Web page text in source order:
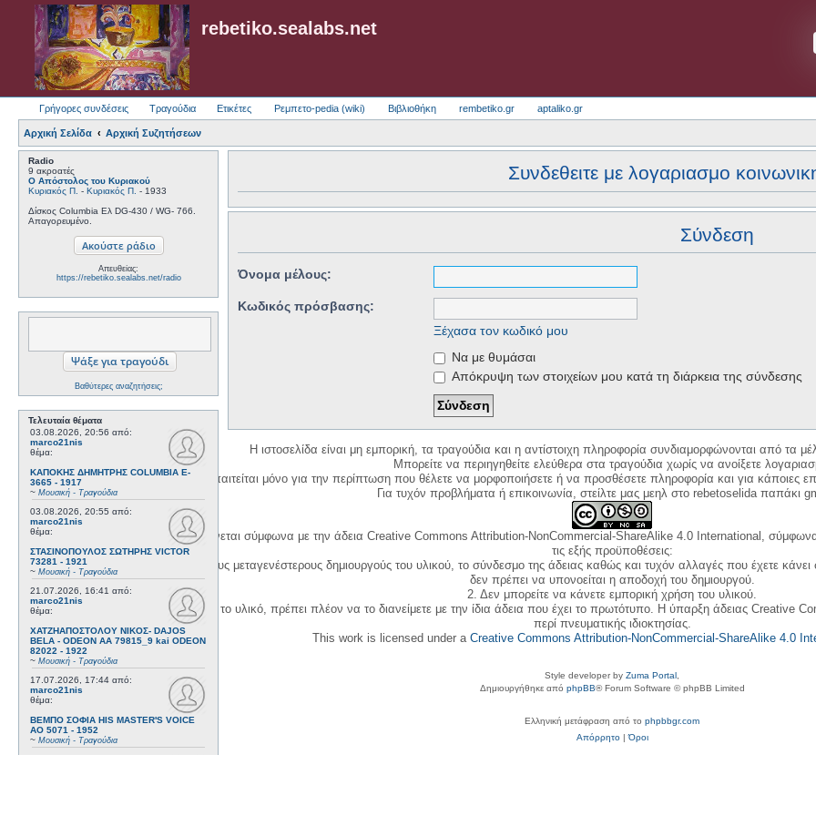
rebetiko.sealabs.net
Γρήγορες συνδέσεις Τραγούδια Ετικέτες Ρεμπετο-pedia (wiki) Βιβλιοθήκη rembetiko.gr aptaliko.gr
Αρχική Σελίδα Αρχική Συζητήσεων
Radio
9 ακροατές
Ο Απόστολος του Κυριακού
Κυριακός Π. - Κυριακός Π. - 1933
Δίσκος Columbia Ελ DG-430 / WG- 766.
Απαγορευμένο.
Απευθείας:
https://rebetiko.sealabs.net/radio
Βαθύτερες αναζητήσεις;
Τελευταία θέματα
03.08.2026, 20:56 από:
marco21nis
θέμα:
ΚΑΠΟΚΗΣ ΔΗΜΗΤΡΗΣ COLUMBIA E-
3665 - 1917
~ Μουσική - Τραγούδια
03.08.2026, 20:55 από:
marco21nis
θέμα:
ΣΤΑΣΙΝΟΠΟΥΛΟΣ ΣΩΤΗΡΗΣ VICTOR
73281 - 1921
~ Μουσική - Τραγούδια
21.07.2026, 16:41 από:
marco21nis
θέμα:
ΧΑΤΖΗΑΠΟΣΤΟΛΟΥ ΝΙΚΟΣ- DAJOS
BELA - ODEON AA 79815_9 kai ODEON
82022 - 1922
~ Μουσική - Τραγούδια
17.07.2026, 17:44 από:
marco21nis
θέμα:
ΒΕΜΠΟ ΣΟΦΙΑ HIS MASTER'S VOICE
AO 5071 - 1952
~ Μουσική - Τραγούδια
Συνδεθειτε με λογαριασμο
Σύνδεση
Όνομα μέλους:
Κωδικός πρόσβασης:
Ξέχασα τον κωδικό μου
Να με θυμάσαι
Απόκρυψη των στοιχείων μου κατά τη διάρκεια της σύνδεσης
Η ιστοσελίδα είναι μη εμπορική, τα τραγούδια και η αντίστοιχη πληροφορία συνδιαμορφώνονται από τα
Μπορείτε να περιηγηθείτε ελεύθερα στα τραγούδια χωρίς να ανοίξετε
Η δημιουργία λογαριασμού απαιτείται μόνο για την περίπτωση που θέλετε να μορφοποιήσετε ή να προσθέσετε πληροφορία και για κάποιες
Για τυχόν προβλήματα ή επικοινωνία, στείλτε μας μεηλ στο rebetoselida παπάκι
Η χρήση του υλικού της σελίδας γίνεται σύμφωνα με την άδεια Creative Commons Attribution-NonCommercial-ShareAlike 4.0 International, σύμφωνα
τις εξής προϋποθέσεις:
1. Να αναφέρετε τον αρχικό και τους μεταγενέστερους δημιουργούς του υλικού, το σύνδεσμο της άδειας καθώς και τυχόν αλλαγές που έχετε
δεν πρέπει να υπονοείται η αποδοχή του δημιουργού.
2. Δεν μπορείτε να κάνετε εμπορική χρήση του υλικού.
3. Αν διασκευάσετε με κάθε τρόπο το υλικό, πρέπει πλέον να το διανείμετε με την ίδια άδεια που έχει το πρωτότυπο. Η ύπαρξη άδειας Creative
περί πνευματικής ιδιοκτησίας.
This work is licensed under a Creative Commons Attribution-NonCommercial-ShareAlike 4.0
Style developer by Zuma Portal
Δημιουργήθηκε από phpBB® Forum Software © phpBB Limited
Ελληνική μετάφραση από το phpbbgr.com
Απόρρητο|Όροι